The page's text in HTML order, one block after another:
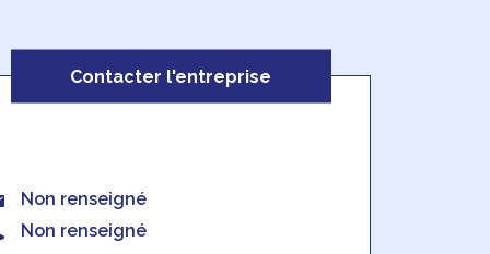
Contacter l'entreprise
Non renseigné
Non renseigné